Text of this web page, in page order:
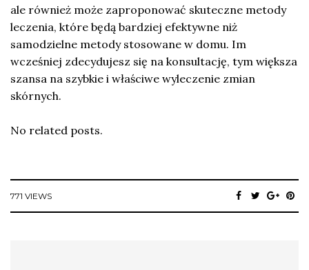
ale również może zaproponować skuteczne metody
leczenia, które będą bardziej efektywne niż
samodzielne metody stosowane w domu. Im
wcześniej zdecydujesz się na konsultację, tym większa
szansa na szybkie i właściwe wyleczenie zmian
skórnych.
No related posts.
771 VIEWS